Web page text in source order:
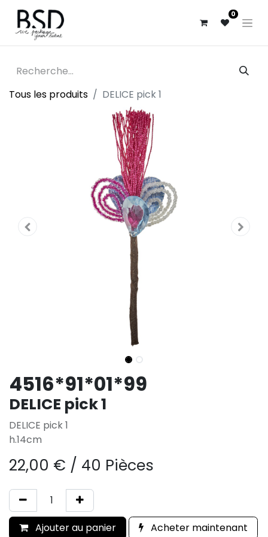
0
Tous les produits DELICE pick 1
4516*91*01*99
DELICE pick 1
DELICE pick 1
h.14cm
22,00 € / 40 Pièces
Ajouter au panier Acheter maintenant